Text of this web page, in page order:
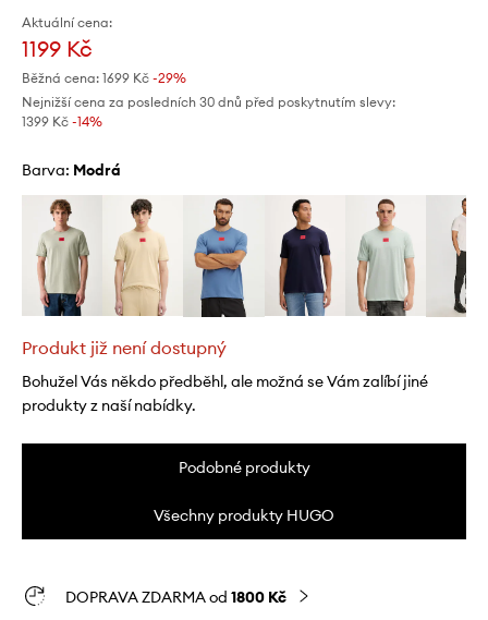
Aktuální cena:
1199 Kč
Běžná cena: 1699 Kč -29%
Nejnižší cena za posledních 30 dnů před poskytnutím slevy:
1399 Kč -14%
Barva: modrá
Produkt již není dostupný
Bohužel Vás někdo předběhl, ale možná se Vám zalíbí jiné
produkty z naší nabídky.
Podobné produkty
Všechny produkty HUGO
DOPRAVA ZDARMA od 1800 Kč